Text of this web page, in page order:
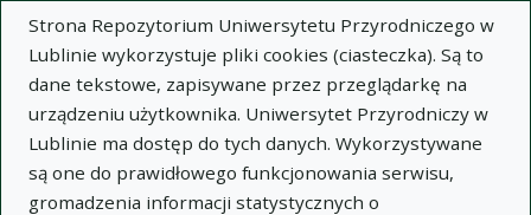
Strona Repozytorium Uniwersytetu Przyrodniczego w
Lublinie wykorzystuje pliki cookies (ciasteczka). Są to
dane tekstowe, zapisywane przez przeglądarkę na
urządzeniu użytkownika. Uniwersytet Przyrodniczy w
Lublinie ma dostęp do tych danych. Wykorzystywane
są one do prawidłowego funkcjonowania serwisu,
gromadzenia informacji statystycznych o
Repozytorium Uniwersytetu
Przyrodniczego w Lublinie